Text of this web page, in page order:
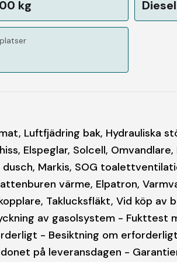
kg Diesel
Luftfjädring bak, Hydrauliska
Elspeglar, Solcell,
Markis, SOG
värme, Elpatron,
Taklucksfläkt, Vid köp av
av gasolsystem - Fukttest
- Besiktning om
på leveransdagen -